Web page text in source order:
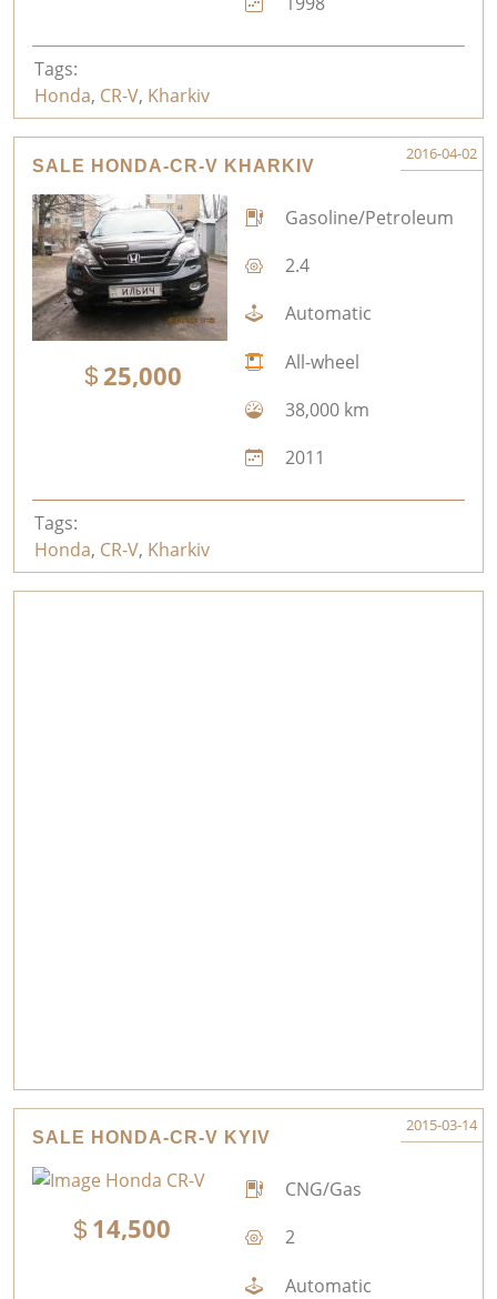
Tags:
Honda, CR-V, Kharkiv
SALE HONDA-CR-V KHARKIV
2016-04-02
25,000
Gasoline/Petroleum
2.4
Automatic
All-wheel
38,000 km
2011
Tags:
Honda, CR-V, Kharkiv
SALE HONDA-CR-V KYIV
2015-03-14
14,500
CNG/Gas
2
Automatic